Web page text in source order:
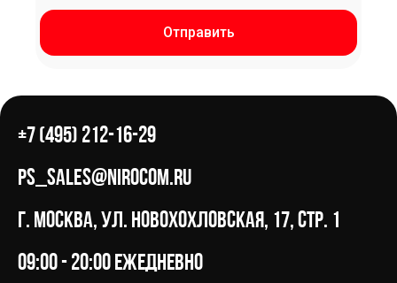
Отправить
+7 (495) 212-16-29
ps_sales@nirocom.ru
г. Москва, ул. Новохохловская, 17, стр. 1
09:00 - 20:00 ежедневно